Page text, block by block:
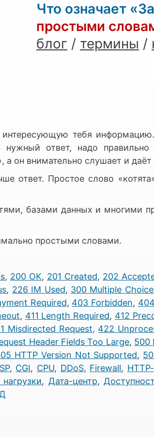
Что означает
простыми
блог / термины /
интересующую тебя
ответ, надо
он внимательно слушает и даёт
ответ. Простое слово
базами данных и многими
простыми словами.
, 200 OK, 201 Created, 202
, 226 IM Used, 300 Multiple
Required, 403 Forbidden,
, 411 Length Required, 412
Misdirected Request, 422
Header Fields Too Large, 500
HTTP Version Not Supported,
, CGI, CPU, DDoS, Firewall,
, Дата-центр,